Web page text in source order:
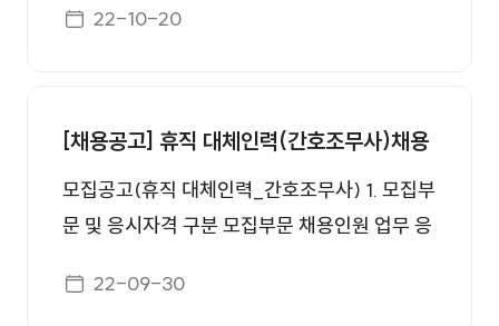
사면허증 소지자 - 3교대 근무 가능한 자 정규직
사 이상 또는 전기기능사 이상 자격증 소지자 ※
공고일 기준, 만 60세(정년) 초과자는 지원 불가
※ 다음에 해당하는 결격사유가 없는 자 - 피성
지 아니한 자 - 금고이상의 형을 받고 그 집행이
게시일자
22-10-20
[채용공고] 휴직 대체인력(간호조무사)채용
모집공고(휴직 대체인력_간호조무사) 1. 모집부
문 및 응시자격 구분 모집부문 채용인원 업무 응
병동, 약국 업무 - 간호조무사 자격증 소지자 (2
게시일자
22-09-30